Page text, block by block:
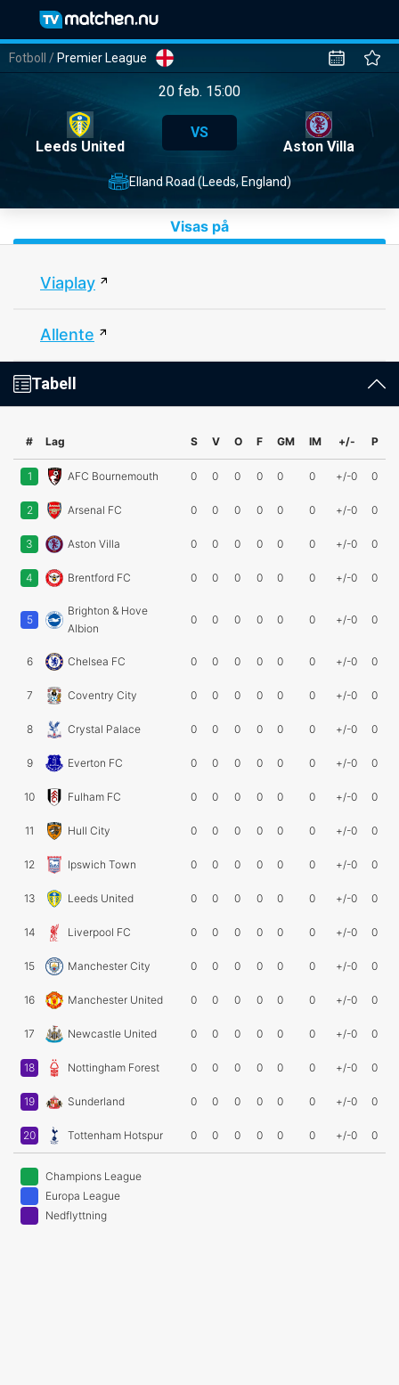
Fotboll / Premier League
20 feb. 15:00
Leeds United
VS
Aston Villa
Elland Road (Leeds, England)
Visas på
Viaplay
Allente
Tabell
# Lag S V O F GM IM +/- P
1 AFC Bournemouth 0 0 0 0 0 0 +/-0 0
2 Arsenal FC 0 0 0 0 0 0 +/-0 0
3 Aston Villa 0 0 0 0 0 0 +/-0 0
4 Brentford FC 0 0 0 0 0 0 +/-0 0
5
Brighton & Hove
Albion
0 0 0 0 0 0 +/-0 0
6 Chelsea FC 0 0 0 0 0 0 +/-0 0
7 Coventry City 0 0 0 0 0 0 +/-0 0
8 Crystal Palace 0 0 0 0 0 0 +/-0 0
9 Everton FC 0 0 0 0 0 0 +/-0 0
10 Fulham FC 0 0 0 0 0 0 +/-0 0
11 Hull City 0 0 0 0 0 0 +/-0 0
12 Ipswich Town 0 0 0 0 0 0 +/-0 0
13 Leeds United 0 0 0 0 0 0 +/-0 0
14 Liverpool FC 0 0 0 0 0 0 +/-0 0
15 Manchester City 0 0 0 0 0 0 +/-0 0
16 Manchester United 0 0 0 0 0 0 +/-0 0
17 Newcastle United 0 0 0 0 0 0 +/-0 0
18 Nottingham Forest 0 0 0 0 0 0 +/-0 0
19 Sunderland 0 0 0 0 0 0 +/-0 0
20 Tottenham Hotspur 0 0 0 0 0 0 +/-0 0
Champions League
Europa League
Nedflyttning